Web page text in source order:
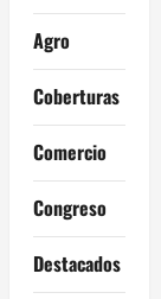
Agro
Coberturas
Comercio
Congreso
Destacados